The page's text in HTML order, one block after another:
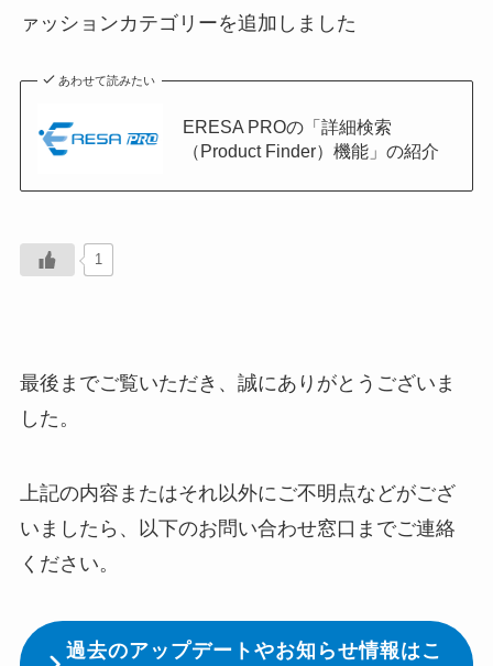
ァッションカテゴリーを追加しました
あわせて読みたい
ERESA PROの「詳細検索
（Product Finder）機能」の紹介
1
最後までご覧いただき、誠にありがとうございま
した。
上記の内容またはそれ以外にご不明点などがござ
いましたら、以下のお問い合わせ窓口までご連絡
ください。
過去のアップデートやお知らせ情報はこ